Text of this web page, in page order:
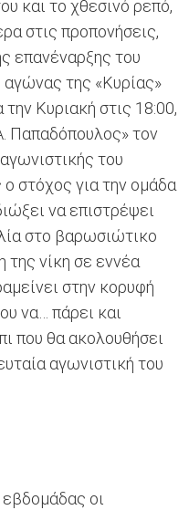
και το χθεσινό ρεπό,
στις προπονήσεις,
επανέναρξης του
της «Κυρίας»
Κυριακή στις 18:00,
Παπαδόπουλος» τον
του
στόχος για την ομάδα
να επιστρέψει
στο βαρωσιώτικο
της νίκη σε εννέα
στην κορυφή
να… πάρει και
που θα ακολουθήσει
αγωνιστική του
οι